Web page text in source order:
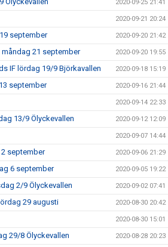
2020-09-25 21:41
2020-09-21 20:24
september 2020-09-20 21:42
måndag 21 september 2020-09-20 19:55
IF lördag 19/9 Björkavallen 2020-09-18 15:19
september 2020-09-16 21:44
2020-09-14 22:33
13/9 Ölyckevallen 2020-09-12 12:09
2020-09-07 14:44
september 2020-09-06 21:29
6 september 2020-09-05 19:22
2/9 Ölyckevallen 2020-09-02 07:41
29 augusti 2020-08-30 20:42
2020-08-30 15:01
29/8 Ölyckevallen 2020-08-28 20:23